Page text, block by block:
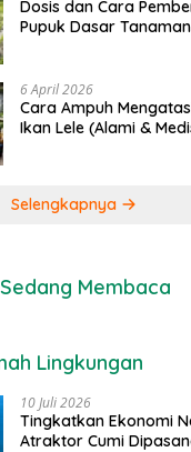
Dosis dan Cara
Pupuk Dasar
6 April 2026
Cara Ampuh
Ikan Lele (Alami &
Selengkapnya
Membaca
Lingkungan
10 Juli 2026
Tingkatkan Ekonomi
Atraktor Cumi